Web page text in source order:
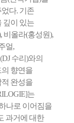
다. 기존
깊이 있는
비올라(홍성원),
얼,
수리)와의
향연을
완성을
는
나로 이어짐을
과거에 대한